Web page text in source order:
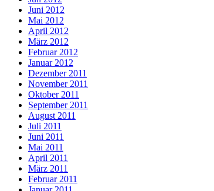
Juni 2012
Mai 2012
April 2012
März 2012
Februar 2012
Januar 2012
Dezember 2011
November 2011
Oktober 2011
September 2011
August 2011
Juli 2011
Juni 2011
Mai 2011
April 2011
März 2011
Februar 2011